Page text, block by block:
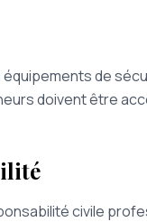
de
doivent être
civile